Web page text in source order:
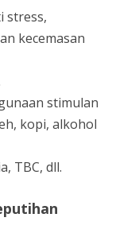
stress,
kecemasan
stimulan
kopi, alkohol
TBC, dll.